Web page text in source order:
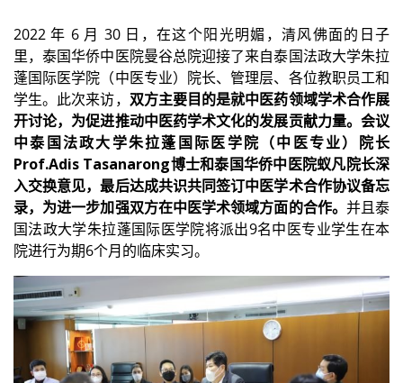
2022 年 6 月 30 日，在这个阳光明媚，清风佛面的日子
里，泰国华侨中医院曼谷总院迎接了来自泰国法政大学朱拉
蓬国际医学院（中医专业）院长、管理层、各位教职员工和
学生。此次来访， 双方主要目的是就中医药领域学术合作展
开讨论，为促进推动中医药学术文化的发展贡献力量。会议
中泰国法政大学朱拉蓬国际医学院（中医专业）院长
Prof.Adis Tasanarong博士和泰国华侨中医院蚁凡院长深
入交换意见，最后达成共识共同签订中医学术合作协议备忘
录，为进一步加强双方在中医学术领域方面的合作。 并且泰
国法政大学朱拉蓬国际医学院将派出9名中医专业学生在本
院进行为期6个月的临床实习。